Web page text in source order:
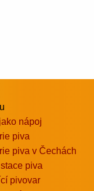
nápoj
piva
piva v Čechách
piva
pivovar